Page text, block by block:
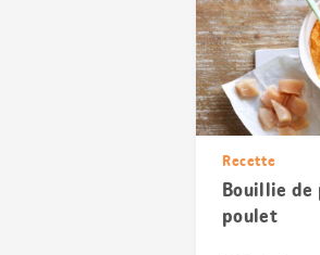
Recette
Bouillie de
poulet